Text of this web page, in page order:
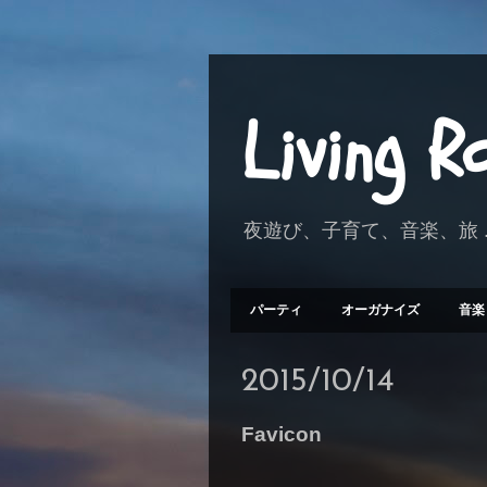
Living
夜遊び、子育て、音楽、旅
パーティ オーガナイズ 音楽
2015/10/14
Favicon